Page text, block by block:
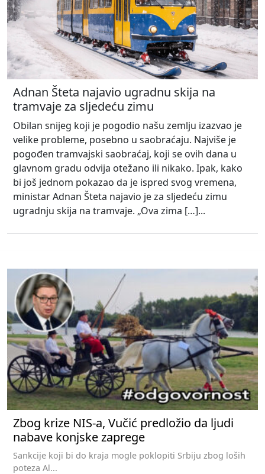
Adnan Šteta najavio ugradnu skija na
tramvaje za sljedeću zimu
Obilan snijeg koji je pogodio našu zemlju izazvao je
velike probleme, posebno u saobraćaju. Najviše je
pogođen tramvajski saobraćaj, koji se ovih dana u
glavnom gradu odvija otežano ili nikako. Ipak, kako
bi još jednom pokazao da je ispred svog vremena,
ministar Adnan Šteta najavio je za sljedeću zimu
ugradnju skija na tramvaje. „Ova zima […]...
Zbog krize NIS-a, Vučić predložio da ljudi
nabave konjske zaprege
Sankcije koji bi do kraja mogle poklopiti Srbiju zbog loših
poteza Al...